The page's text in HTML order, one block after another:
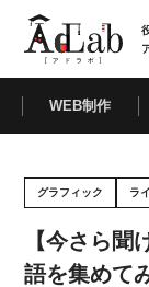
WEB制作
グラフィック ラ
【今さら聞
語を集めて